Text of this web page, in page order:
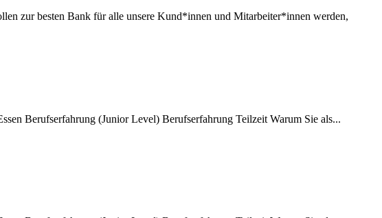
zur besten Bank für alle unsere Kund*innen und Mitarbeiter*innen werden,
Berufserfahrung (Junior Level) Berufserfahrung Teilzeit Warum Sie als...